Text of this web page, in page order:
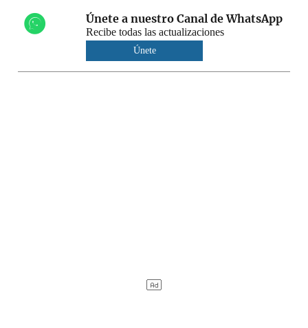
Únete a nuestro Canal de WhatsApp
Recibe todas las actualizaciones
Únete